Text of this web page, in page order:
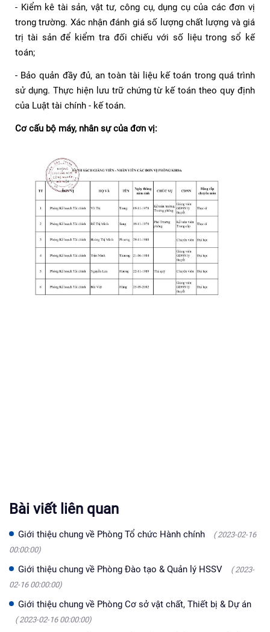
- Kiểm kê tài sản, vật tư, công cụ, dụng cụ của các đơn vị
trong trường. Xác nhận đánh giá số lượng chất lượng và giá
trị tài sản để kiểm tra đối chiếu với số liệu trong sổ kế
toán;
- Bảo quản đầy đủ, an toàn tài liệu kế toán trong quá trình
sử dụng. Thực hiện lưu trữ chứng từ kế toán theo quy định
của Luật tài chính - kế toán.
Cơ cấu bộ máy, nhân sự của đơn vị:
Bài viết liên quan
Giới thiệu chung về Phòng Tổ chức Hành chính
( 2023-02-16
00:00:00)
Giới thiệu chung về Phòng Đào tạo & Quản lý HSSV
( 2023-
02-16 00:00:00)
Giới thiệu chung về Phòng Cơ sở vật chất, Thiết bị & Dự án
( 2023-02-16 00:00:00)